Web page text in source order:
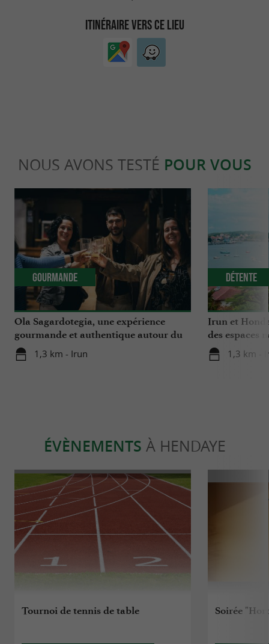
ITINÉRAIRE VERS CE LIEU
NOUS AVONS TESTÉ POUR VOUS
Ola Sagardotegia, une expérience
gourmande et authentique autour du
cidre au Pays Basque
1,3 km - Irun
Gourmande
Irun et
des espaces
Bidassoa
1,3 km -
Détente
ÉVÈNEMENTS À HENDAYE
Tournoi de tennis de table Soirée